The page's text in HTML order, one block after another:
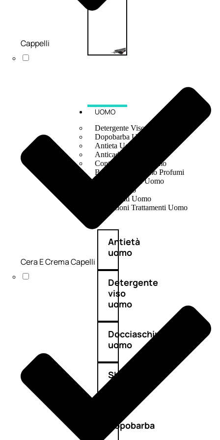
UOMO
Detergente Viso Uomo
Dopobarba Uomo
Antieta Uomo
Anticaduta Uomo
Contorno Occhi Uomo
Bagnodoccia Uomo Profumi
Docciaschiuma Uomo
Corpo Uomo
Deodoranti Uomo
Confezioni Trattamenti Uomo
Antietà
uomo
Detergente
viso
uomo
Docciaschiuma
uomo
Shampoo
uomo
Dopobarba
Cappelli
Cera E Crema Capelli